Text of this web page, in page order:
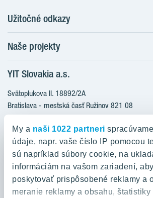
My a naši 1022 partneri
údaje, napr. vaše číslo IP pomocou
sú napríklad súbory cookie, na
informáciám na vašom zariadení,
poskytovať prispôsobené reklamy a
meranie reklamy a obsahu,
Užitočné odkazy
O nás
Prečo bývať s nami
Udržateľnosť máme v DNA
Starostlivosť o zákazníkov
Financovanie
Služba Starý za nový
Služba zariadenia bytu
Novinky a médiá
Kariéra
Kontakt
Naše projekty
Družstevné bývanie
NUPPU
ZWIRN
MLYNÁRKA
ZWIRN OFFICE
Pradiareň 1900
YIT Slovakia a.s.
Svätoplukova II. 18892/2A
Bratislava - mestská časť Ružinov 821 08
Slovakia
0800 800 474
info@yit.sk
Pre volania zo zahraničia: